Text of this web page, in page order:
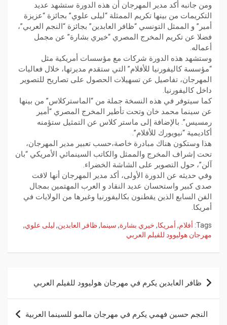
ومن جانبه أكد مدير المهرجان أن هذه الدورة ستشهد عديد
التكريمات من بينها تكريم الممثلة “ليلى علوي” بجائزة “عزيزة
أمير” و الممثل التونسي “ظافر العابدين” بجائزة “النجم العربي”،
فضلا عن تكريم المخرج المصري “خيري بشارة” عن مجمل
أعماله.
وستشهد هذه الدورة شركات مع مؤسسات أمريكية مثل
“مؤسسة كاليفورنيا للأفلام” التي ستقدم مديرتها، خلال فعاليات
المهرجان، تفاصيل عن تسهيلات الحصول على تصاريح للتصوير
داخل كاليفورنيا.
كما سيتوفر في هذه النسخة جملة من “الماستركلاس” من بينها
عن سينما محمد خان وتحت تأطير المخرج المصري “أمير
رمسيس”. بالإضافة إلى ماستر كلاس عن التمثيل ستؤمنه
أكاديمية “نيويورك للأفلام”.
هذا وستكون هناك مبادرة خاصة،حسب تعبير مدير المهرجان،
تحت إشراف المخرج والممثل والكاتب السينمائي الأمريكي “بان
آلن”، حول التصوير على الشاشة الخضراء.
وفي حديثه عن الدورة الأولى، أكد مدير المهرجان أنها لاقت
صدى كبير واستحسان عديد النقاد و العرب المهتمين بمجال
الفن السابع الذين يقطنون بكاليفورنيا وغيرها من الولايات في
أمريكا.
Tags: أفلام, أمريكا, خيري بشارة, سينما,ظافر العابدين, ليلى علوي,
مهرجان هوليوود للفيلم العربي
ظافر العابدين يكرم في مهرجان هوليوود للفيلم العربي
النجم حسين فهمي يكرم في مهرجان مالمو للسينما العربية